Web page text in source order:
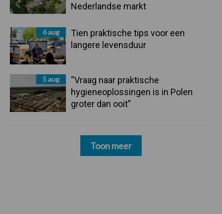
Nederlandse markt
6 aug
Tien praktische tips voor een
langere levensduur
5 aug
“Vraag naar praktische
hygieneoplossingen is in Polen
groter dan ooit”
Toon meer